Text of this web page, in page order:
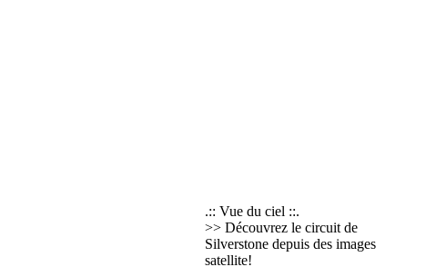
.:: Vue du ciel ::.
>> Découvrez le circuit de
Silverstone depuis des images
satellite!